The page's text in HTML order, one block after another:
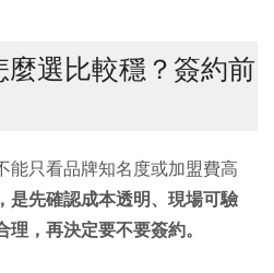
選比較穩？簽約前
能只看品牌知名度或加盟費高
是先確認成本透明、現場可驗
，再決定要不要簽約。